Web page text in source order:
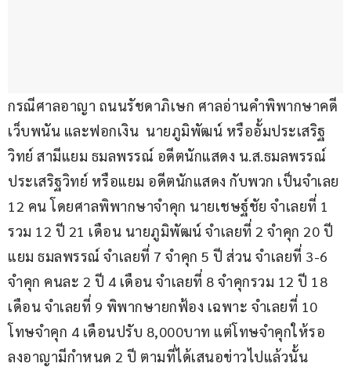
กรณีศาลอาญา ถนนรัชดาภิเษก ศาลอ่านคำพิพากษาคดี
เว็บพนัน และฟอกเงิน  นายภูมิพัฒน์ หรืออั้มประเสริฐ
วิทย์ สามีแยม ธมลพรรณ์ อดีตนักแสดง น.ส.ธมลพรรณ์
ประเสริฐวิทย์ หรือแยม อดีตนักแสดง กับพวก เป็นจำเลย
12 คน โดยศาลพิพากษาจำคุก นายเชษฐ์ชัย จำเลยที่ 1
รวม 12 ปี 21 เดือน นายภูมิพัฒน์ จำเลยที่ 2 จำคุก 20 ปี
แยม ธมลพรรณ์ จำเลยที่ 7 จำคุก 5 ปี ส่วน จำเลยที่ 3-6
จำคุก คนละ 2 ปี 4 เดือน จำเลยที่ 8 จำคุกรวม 12 ปี 18
เดือน จำเลยที่ 9 พิพากษายกฟ้อง เฉพาะ จำเลยที่ 10
โทษจำคุก 4 เดือนปรับ 8,000บาท แต่โทษจำคุกให้รอ
ลงอาญามีกำหนด 2 ปี ตามที่ได้เสนอข่าวไปแล้วนั้น